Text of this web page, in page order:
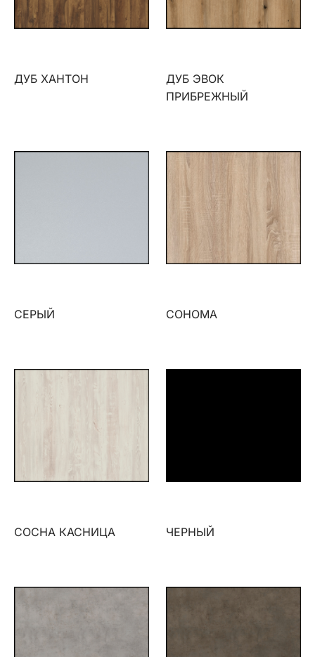
ДУБ ХАНТОН
ДУБ ЭВОК
ПРИБРЕЖНЫЙ
СЕРЫЙ СОНОМА
СОСНА КАСНИЦА ЧЕРНЫЙ